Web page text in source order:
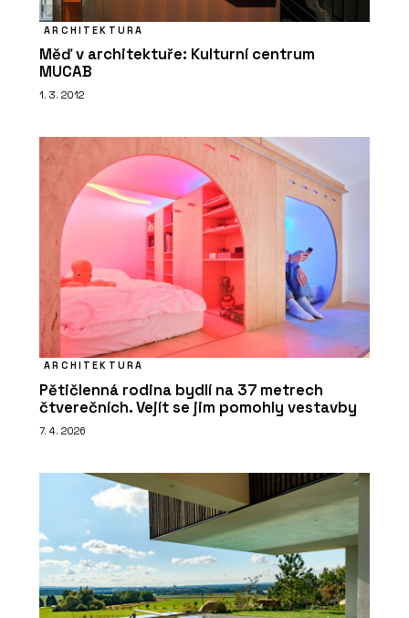
ARCHITEKTURA
Měď v architektuře: Kulturní centrum
MUCAB
1. 3. 2012
ARCHITEKTURA
Pětičlenná rodina bydlí na 37 metrech
čtverečních. Vejít se jim pomohly vestavby
7. 4. 2026